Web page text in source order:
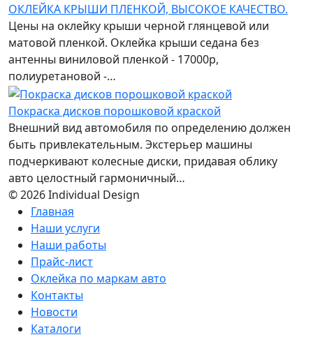
ОКЛЕЙКА КРЫШИ ПЛЕНКОЙ, ВЫСОКОЕ КАЧЕСТВО.
Цены на оклейку крыши черной глянцевой или
матовой пленкой. Оклейка крыши седана без
антенны виниловой пленкой - 17000р,
полиуретановой -…
Покраска дисков порошковой краской
Внешний вид автомобиля по определению должен
быть привлекательным. Экстерьер машины
подчеркивают колесные диски, придавая облику
авто целостный гармоничный…
© 2026 Individual Design
Главная
Наши услуги
Наши работы
Прайс-лист
Оклейка по маркам авто
Контакты
Новости
Каталоги